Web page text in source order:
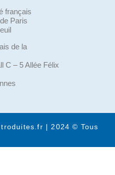
français
Paris
de la
C – 5 Allée Félix
| 2024 © Tous